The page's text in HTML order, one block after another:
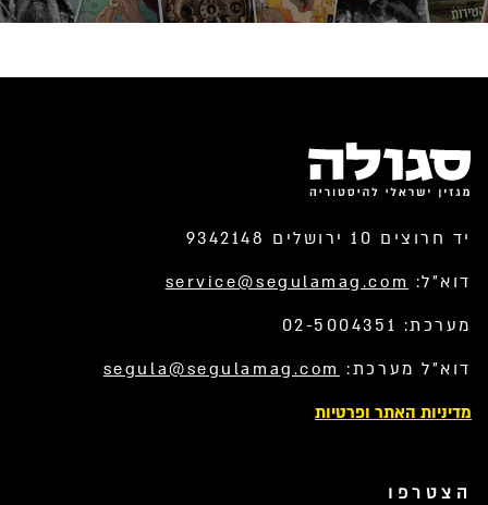
יד חרוצים 10 ירושלים 9342148
דוא”ל: service@segulamag.com
מערכת: 02-5004351
דוא”ל מערכת: segula@segulamag.com
מדיניות האתר ופרטיות
הצטרפו